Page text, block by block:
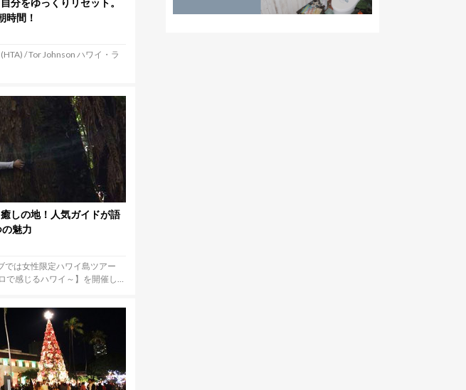
時間！
/ Tor Johnson ハワイ・ラ
しの地！人気ガイドが語
魅力
では女性限定ハワイ島ツアー
で感じるハワイ～】を開催し